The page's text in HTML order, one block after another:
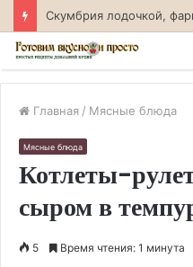
Судак. фаршированный
Главная / Мясные блюда
Мясные блюда
Котлеты-
сыром в
5 Время чтения: 1 минута